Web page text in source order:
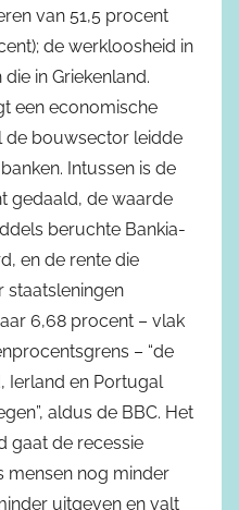
van 51,5 procent
de werkloosheid in
in Griekenland.
een economische
de bouwsector leidde
Intussen is de
gedaald, de waarde
beruchte Bankia-
en de rente die
staatsleningen
6,68 procent – vlak
– “de
Ierland en Portugal
aldus de BBC. Het
gaat de recessie
mensen nog minder
uitgeven en valt